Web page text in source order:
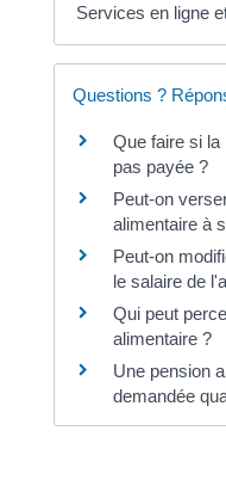
Services en ligne
Questions ?
Que faire si la
pas payée ?
Peut-on
alimentaire à
Peut-on
le salaire de
Qui peut
alimentaire ?
Une pension
demandée